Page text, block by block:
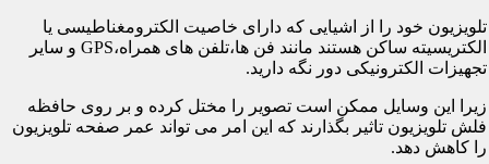
تلویزیون خود را از اشیایی که دارای خاصیت الکترومغناطیسی یا
الکتریسیته ساکن هستند مانند فن ها،تلفن های همراه،GPS و سایر
تجهیزات الکترونیکی دور نگه دارید.
زیرا این وسایل ممکن است تصویر را مختل کرده و بر روی حافظه
فلش تلویزیون تاثیر بگذارند که این امر می تواند عمر صفحه تلویزیون
را کاهش دهد.